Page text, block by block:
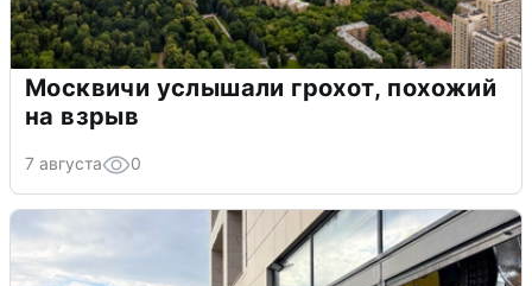
Москвичи услышали грохот, похожий
на взрыв
7 августа 0